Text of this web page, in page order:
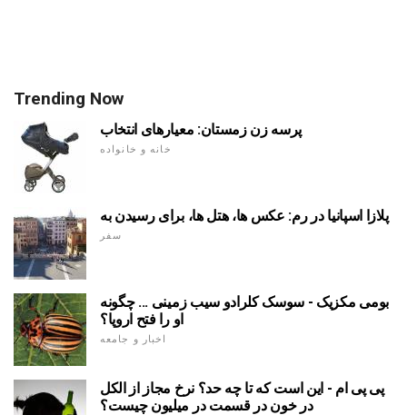
Trending Now
پرسه زن زمستان: معیارهای انتخاب
خانه و خانواده
پلازا اسپانیا در رم: عکس ها، هتل ها، برای رسیدن به
سفر
بومی مکزیک - سوسک کلرادو سیب زمینی ... چگونه
او را فتح اروپا؟
اخبار و جامعه
پی پی ام - این است که تا چه حد؟ نرخ مجاز از الکل
در خون در قسمت در میلیون چیست؟